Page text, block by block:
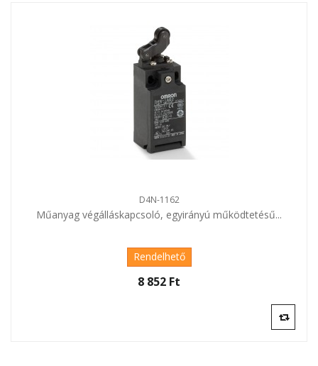
D4N-1162
Műanyag végálláskapcsoló, egyirányú működtetésű...
Rendelhető
8 852 Ft‎